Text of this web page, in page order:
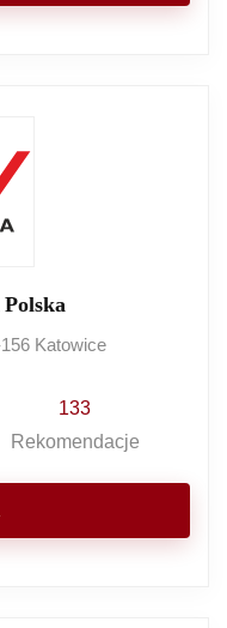
Katowice
133
Rekomendacje